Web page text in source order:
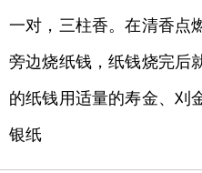
一对，三柱香。在清香点
旁边烧纸钱，纸钱烧完后
的纸钱用适量的寿金、刈
银纸